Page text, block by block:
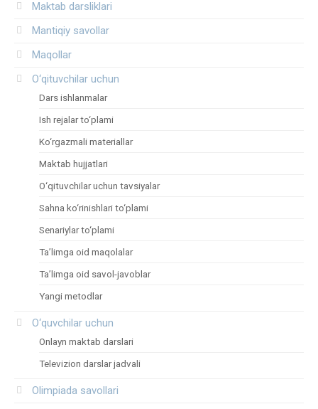
Maktab darsliklari
Mantiqiy savollar
Maqollar
O‘qituvchilar uchun
Dars ishlanmalar
Ish rejalar to‘plami
Ko‘rgazmali materiallar
Maktab hujjatlari
O‘qituvchilar uchun tavsiyalar
Sahna ko‘rinishlari to‘plami
Senariylar to‘plami
Ta’limga oid maqolalar
Ta’limga oid savol-javoblar
Yangi metodlar
O‘quvchilar uchun
Onlayn maktab darslari
Televizion darslar jadvali
Olimpiada savollari